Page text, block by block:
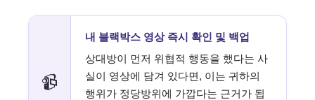
📹
내 블랙박스 영상 즉시 확인 및 백업
상대방이 먼저 위협적 행동을 했다는 사
실이 영상에 담겨 있다면, 이는 귀하의
행위가 정당방위에 가깝다는 근거가 됩